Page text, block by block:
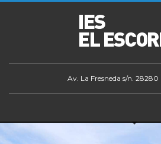
Av. La Fresneda s/n. 28280